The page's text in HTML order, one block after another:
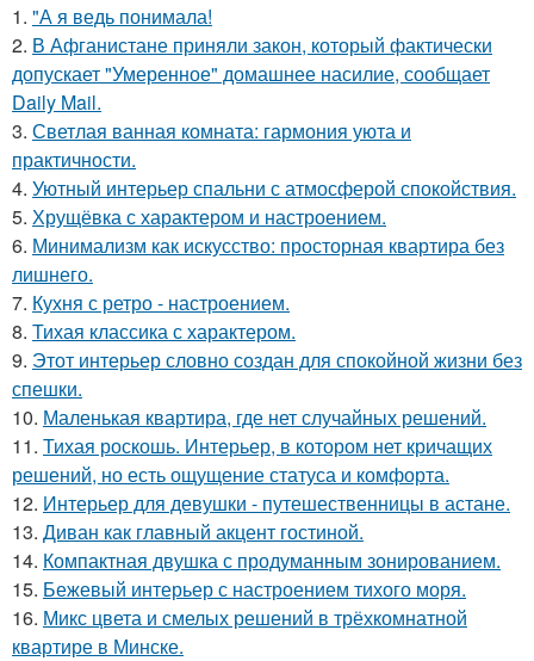
1. "А я ведь понимала!
2. В Афганистане приняли закон, который фактически
допускает "Умеренное" домашнее насилие, сообщает
Daily Mail.
3. Светлая ванная комната: гармония уюта и
практичности.
4. Уютный интерьер спальни с атмосферой спокойствия.
5. Хрущёвка с характером и настроением.
6. Минимализм как искусство: просторная квартира без
лишнего.
7. Кухня с ретро - настроением.
8. Тихая классика с характером.
9. Этот интерьер словно создан для спокойной жизни без
спешки.
10. Маленькая квартира, где нет случайных решений.
11. Тихая роскошь. Интерьер, в котором нет кричащих
решений, но есть ощущение статуса и комфорта.
12. Интерьер для девушки - путешественницы в астане.
13. Диван как главный акцент гостиной.
14. Компактная двушка с продуманным зонированием.
15. Бежевый интерьер с настроением тихого моря.
16. Микс цвета и смелых решений в трёхкомнатной
квартире в Минске.